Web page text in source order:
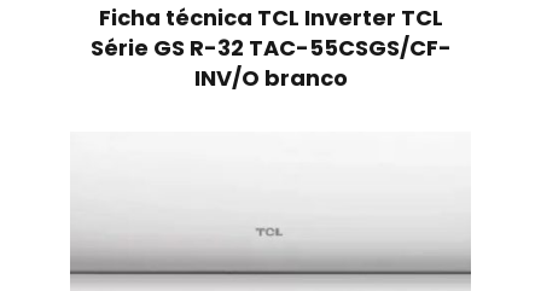
Ficha técnica TCL Inverter TCL
Série GS R-32 TAC-55CSGS/CF-
INV/O branco